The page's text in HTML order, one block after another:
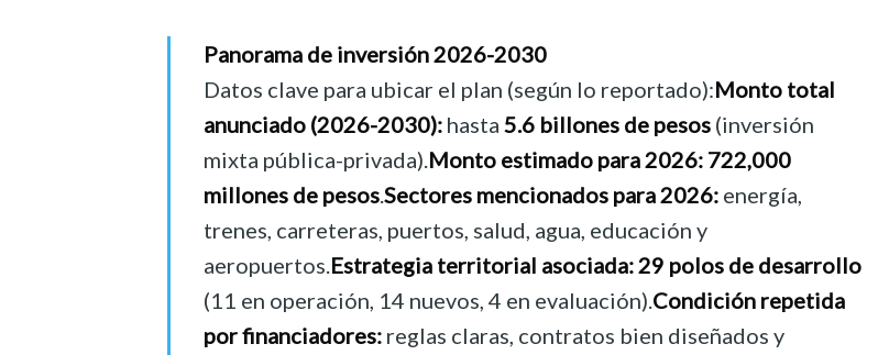
Panorama de inversión 2026-2030
Datos clave para ubicar el plan (según lo reportado):Monto total
anunciado (2026-2030): hasta 5.6 billones de pesos (inversión
mixta pública-privada). Monto estimado para 2026: 722,000
millones de pesosSectores mencionados para 2026: energía,
trenes, carreteras, puertos, salud, agua, educación y
aeropuertos. Estrategia territorial asociada:29 polos de desarrollo
(11 en operación, 14 nuevos, 4 en evaluación). Condición repetida
por financiadores: reglas claras, contratos bien diseñados y